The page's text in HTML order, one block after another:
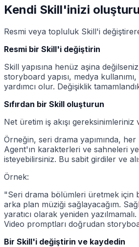
Kendi Skill'inizi
Resmi veya topluluk Skill'i
Resmi bir Skill'i değiştirin
Skill yapısına henüz aşina
storyboard yapısı, medya
yardımcı olur. Değişiklik
Sıfırdan bir Skill oluşturun
Net üretim iş akışı gereksinimleriniz
Örneğin, seri drama yapımında,
Agent'ın karakterleri ve sahneleri
isteyebilirsiniz. Bu sabit girdiler ve
Örnek:
"Seri drama bölümleri üretmek için
arka plan müziği sağlayacağım.
yaratıcı olarak yeniden
Video promptları doğrudan
Bir Skill'i değiştirin ve kaydedin